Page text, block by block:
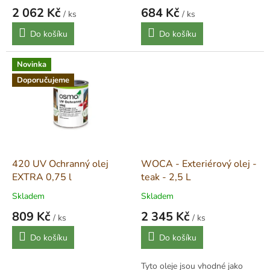
2 062 Kč / ks
Měrná
cena: Do košíku
684 Kč / ks
Měrná
cena: Do košíku
Novinka
Doporučujeme
420 UV Ochranný olej
EXTRA 0,75 l
Skladem
809 Kč / ks
Měrná
cena: Do košíku
WOCA - Exteriérový olej -
teak - 2,5 L
Skladem
2 345 Kč / ks
Měrná
cena: Do košíku
Tyto oleje jsou vhodné jako